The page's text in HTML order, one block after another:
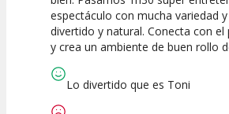
Calidad del
Espectáculo
Puesta en
Escena
espectáculo con mucha variedad
divertido y natural. Conecta con
y crea un ambiente de buen rollo
Lo divertido que es Toni